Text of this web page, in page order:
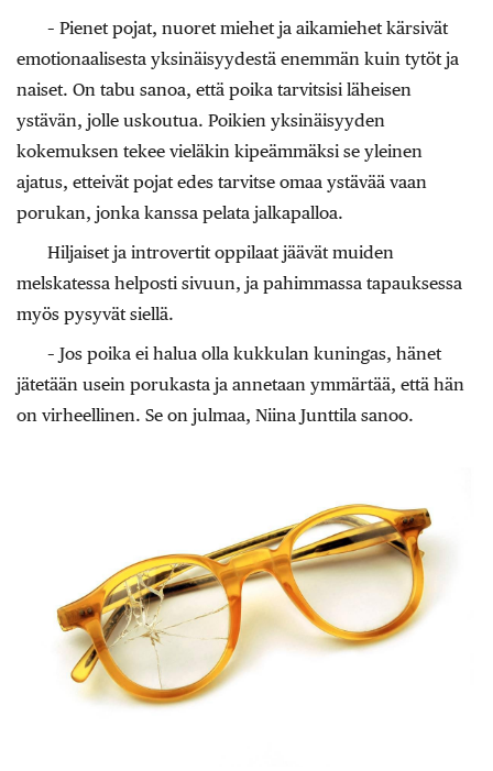
– Pienet pojat, nuoret miehet ja aikamiehet kärsivät
emotionaalisesta yksinäisyydestä enemmän kuin tytöt ja
naiset. On tabu sanoa, että poika tarvitsisi läheisen
ystävän, jolle uskoutua. Poikien yksinäisyyden
kokemuksen tekee vieläkin kipeämmäksi se yleinen
ajatus, etteivät pojat edes tarvitse omaa ystävää vaan
porukan, jonka kanssa pelata jalkapalloa.
Hiljaiset ja introvertit oppilaat jäävät muiden
melskatessa helposti sivuun, ja pahimmassa tapauksessa
myös pysyvät siellä.
– Jos poika ei halua olla kukkulan kuningas, hänet
jätetään usein porukasta ja annetaan ymmärtää, että hän
on virheellinen. Se on julmaa, Niina Junttila sanoo.